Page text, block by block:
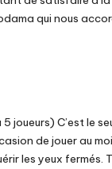
qui nous
joueurs) C’est le
de jouer au
les yeux fermés.